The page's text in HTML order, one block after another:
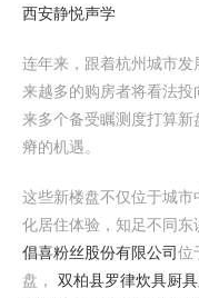
西安静悦声学
连年来，跟着杭州城市
来越多的购房者将看法
来多个备受瞩测度打算
瘠的机遇。
这些新楼盘不仅位于城
化居住体验，知足不同东
倡喜粉丝股份有限公司位
盘， 双柏县罗律炊具厨